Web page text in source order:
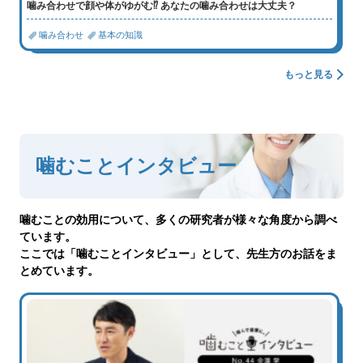
噛み合わせで顔や体がゆがむ⁉ あなたの噛み合わせは大丈夫？
噛み合わせ 基本の知識
もっと見る
噛むことインタビュー
噛むことの効用について、多くの研究者が様々な角度から調べ
ています。
ここでは「噛むことインタビュー」として、先生方のお話をま
とめています。